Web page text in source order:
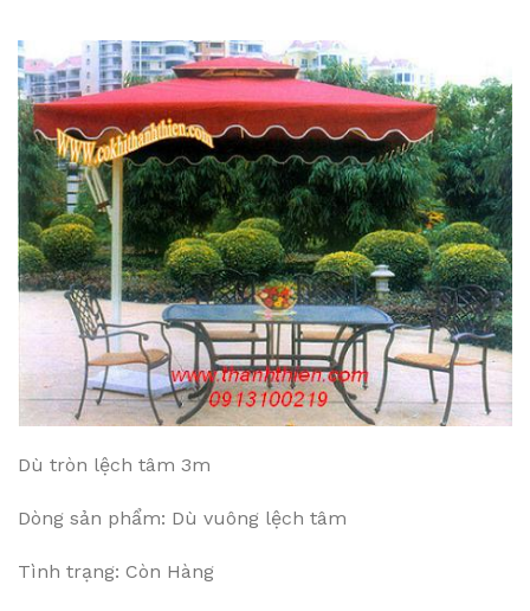
Dù tròn lệch tâm 3m
Dòng sản phẩm: Dù vuông lệch tâm
Tình trạng: Còn Hàng